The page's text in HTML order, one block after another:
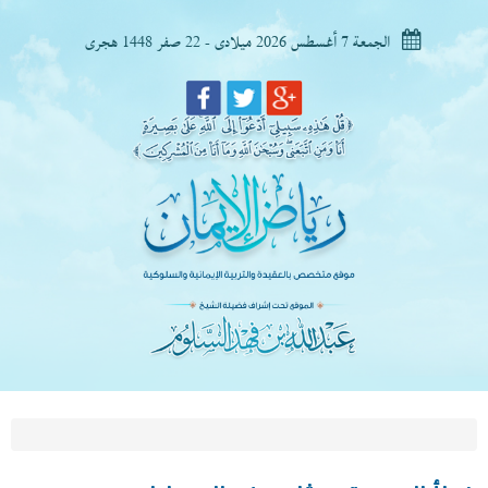
الجمعة 7 أغسطس 2026 ميلادى - 22 صفر 1448 هجرى